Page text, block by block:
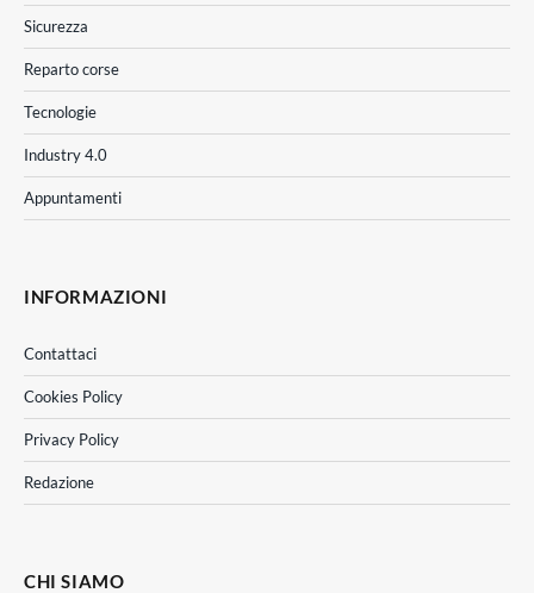
Sicurezza
Reparto corse
Tecnologie
Industry 4.0
Appuntamenti
INFORMAZIONI
Contattaci
Cookies Policy
Privacy Policy
Redazione
CHI SIAMO